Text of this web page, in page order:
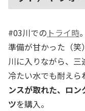
#03川での トライ時
準備が甘かった（笑）
川に入りながら、三
冷たい水でも耐えら
ンスが取れた、ロ
ツを購入。